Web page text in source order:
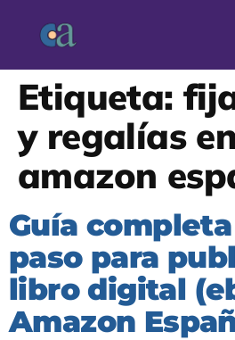
Etiqueta:
y regalías en
amazon
Guía
paso para
libro digital
Amazon